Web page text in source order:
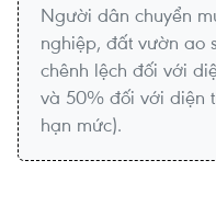
Người dân chuyển
nghiệp, đất vườn ao
chênh lệch đối với
và 50% đối với diện
hạn mức).
vietnamplus.vn
Tổng thống Iran
không bị ép buộc